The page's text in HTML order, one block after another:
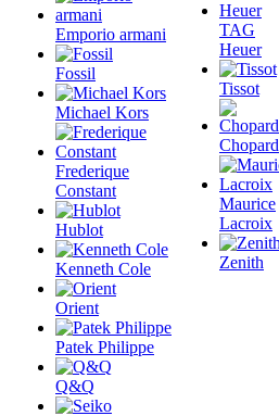
Emporio armani
Fossil
Michael Kors
Frederique
Constant
Hublot
Kenneth Cole
Orient
Patek Philippe
Q&Q
TAG
Heuer
Tissot
Chopard
Maurice
Lacroix
Zenith